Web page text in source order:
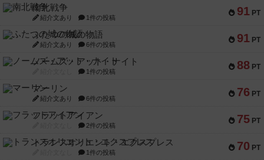
91 PT
南北戦争
紹介文あり 1件の投稿
91 PT
ふたつの城の物語
紹介文あり 6件の投稿
88 PT
ノームズ・アット・ナイト
1件の投稿
76 PT
マーリン
紹介文あり 6件の投稿
75 PT
フラットアイアン
2件の投稿
70 PT
トランスオリエント・エクスプレス
1件の投稿